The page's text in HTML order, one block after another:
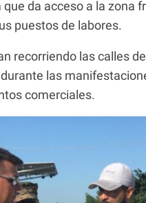
da acceso a la zona
puestos de labores.
recorriendo las calles
las
comerciales.